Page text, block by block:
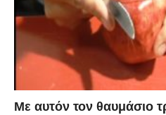
Με αυτόν τον θαυμάσιο